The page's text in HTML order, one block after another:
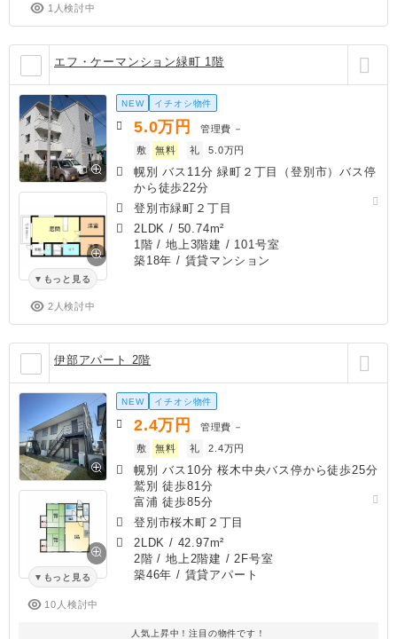
1人検討中
エフ・ケーマンション緑町 1階
もっと見る
2人検討中
NEW イチオシ物件
5.0万円 管理費 －
敷
無料 礼 5.0万円
幌別 バス11分 緑町２丁目（登別市）バス停
から徒歩22分
登別市緑町２丁目
2LDK / 50.74m²
1階 / 地上3階建 / 101号室
築18年 / 賃貸マンション
伊部アパート 2階
もっと見る
10人検討中
NEW イチオシ物件
2.4万円 管理費 －
敷
無料 礼 2.4万円
幌別 バス10分 桜木中央バス停から徒歩25分
鷲別 徒歩81分
富浦 徒歩85分
登別市桜木町２丁目
2LDK / 42.97m²
2階 / 地上2階建 / 2F号室
築46年 / 賃貸アパート
人気上昇中！注目の物件です！